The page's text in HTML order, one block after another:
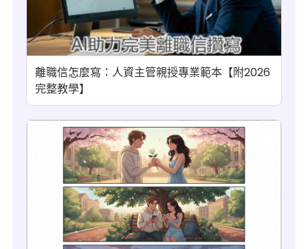
離職信怎麼寫：人資主管親授專業範本【附2026
完整教學】